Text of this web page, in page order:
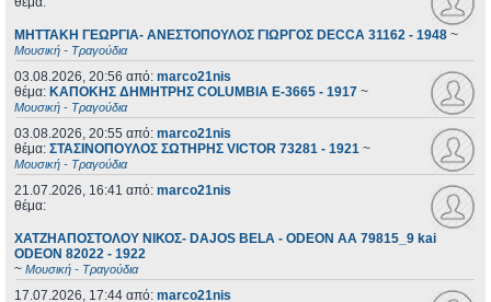
ΜΗΤΤΑΚΗ ΓΕΩΡΓΙΑ- ΑΝΕΣΤΟΠΟΥΛΟΣ ΓΙΩΡΓΟΣ DECCA 31162 - 1948 ~
Μουσική - Τραγούδια
03.08.2026, 20:56 από: marco21nis
θέμα: ΚΑΠΟΚΗΣ ΔΗΜΗΤΡΗΣ COLUMBIA E-3665 - 1917 ~
Μουσική - Τραγούδια
03.08.2026, 20:55 από: marco21nis
θέμα: ΣΤΑΣΙΝΟΠΟΥΛΟΣ ΣΩΤΗΡΗΣ VICTOR 73281 - 1921 ~
Μουσική - Τραγούδια
21.07.2026, 16:41 από: marco21nis
θέμα:
ΧΑΤΖΗΑΠΟΣΤΟΛΟΥ ΝΙΚΟΣ- DAJOS BELA - ODEON AA 79815_9 kai
ODEON 82022 - 1922
~ Μουσική - Τραγούδια
17.07.2026, 17:44 από: marco21nis